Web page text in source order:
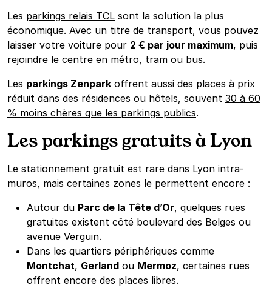
Les parkings relais TCL sont la solution la plus
économique. Avec un titre de transport, vous pouvez
laisser votre voiture pour 2 € par jour maximum, puis
rejoindre le centre en métro, tram ou bus.
Les parkings Zenpark offrent aussi des places à prix
réduit dans des résidences ou hôtels, souvent 30 à 60
% moins chères que les parkings publics.
Les parkings gratuits à Lyon
Le stationnement gratuit est rare dans Lyon intra-
muros, mais certaines zones le permettent encore :
Autour du Parc de la Tête d’Or, quelques rues
gratuites existent côté boulevard des Belges ou
avenue Verguin.
Dans les quartiers périphériques comme
Montchat, Gerland ou Mermoz, certaines rues
offrent encore des places libres.